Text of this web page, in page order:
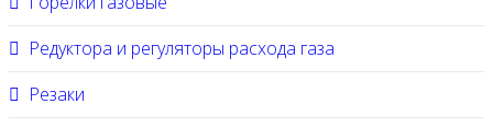
Редуктора и регуляторы расхода газа
Резаки